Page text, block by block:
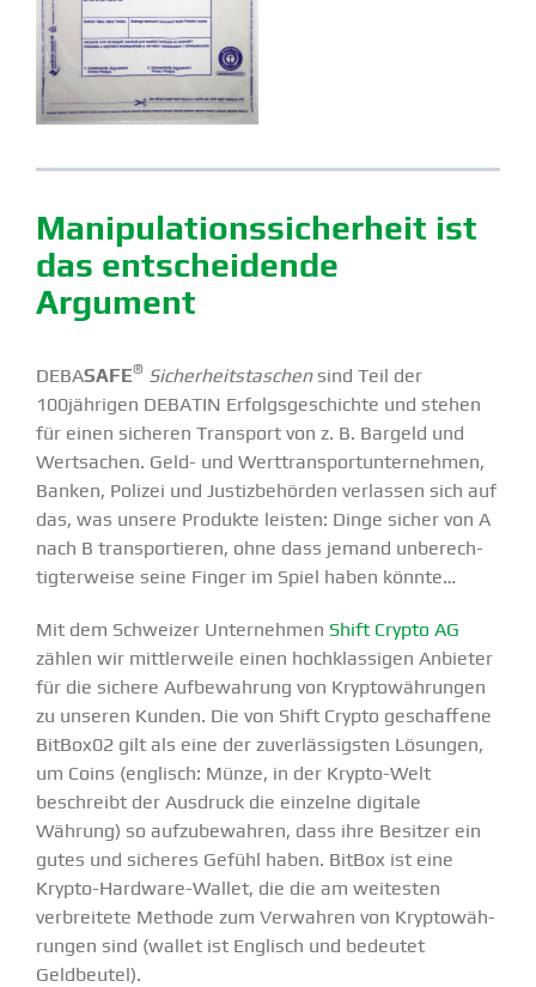
Manipu­la­ti­ons­si­cherheit ist
das entschei­dende
Argument
DEBASAFE® Sicher­heits­ta­schensind Teil der
100jährigen DEBATIN Erfolgs­ge­schichte und stehen
für einen sicheren Transport von z. B. Bargeld und
Wertsachen. Geld- und Werttrans­port­un­ter­nehmen,
Banken, Polizei und Justiz­be­hörden verlassen sich auf
das, was unsere Produkte leisten: Dinge sicher von A
nach B trans­por­tieren, ohne dass jemand unberech­
tig­ter­weise seine Finger im Spiel haben könnte…
Mit dem Schweizer Unter­nehmen Shift Crypto AG
zählen wir mittler­weile einen hochklas­sigen Anbieter
für die sichere Aufbe­wahrung von Krypto­wäh­rungen
zu unseren Kunden. Die von Shift Crypto geschaffene
BitBox02 gilt als eine der zuver­läs­sigsten Lösungen,
um Coins (englisch: Münze, in der Krypto-Welt
beschreibt der Ausdruck die einzelne digitale
Währung) so aufzu­be­wahren, dass ihre Besitzer ein
gutes und sicheres Gefühl haben. BitBox ist eine
Krypto-Hardware-Wallet, die die am weitesten
verbreitete Methode zum Verwahren von Krypto­wäh­
rungen sind (wallet ist Englisch und bedeutet
Geldbeutel).